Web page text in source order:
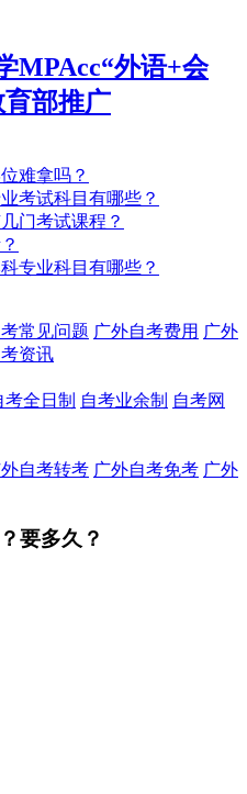
MPAcc“外语+会
部推广
难拿吗？
考试科目有哪些？
门考试课程？
专业科目有哪些？
常见问题 广外自考费用 广外
资讯
考全日制 自考业余制 自考网
自考转考 广外自考免考 广外
要多久？